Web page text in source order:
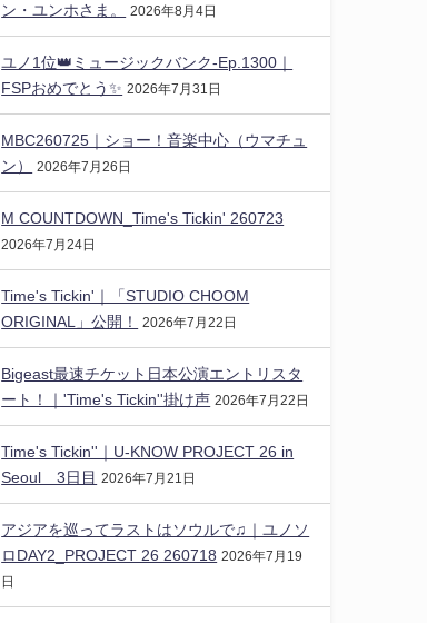
ン・ユンホさま。
2026年8月4日
ユノ1位👑ミュージックバンク-Ep.1300｜
FSPおめでとう✨️ 2026年7月31日
MBC260725｜ショー！音楽中心（ウマチュ
ン）
2026年7月26日
M COUNTDOWN_Time's Tickin' 260723
2026年7月24日
Time's Tickin'｜「STUDIO CHOOM
ORIGINAL」公開！
2026年7月22日
Bigeast最速チケット日本公演エントリスタ
ート！｜'Time's Tickin''掛け声 2026年7月22日
Time's Tickin''｜U-KNOW PROJECT 26 in
Seoul 3日目 2026年7月21日
アジアを巡ってラストはソウルで♫｜ユノソ
ロDAY2_PROJECT 26 260718 2026年7月19
日